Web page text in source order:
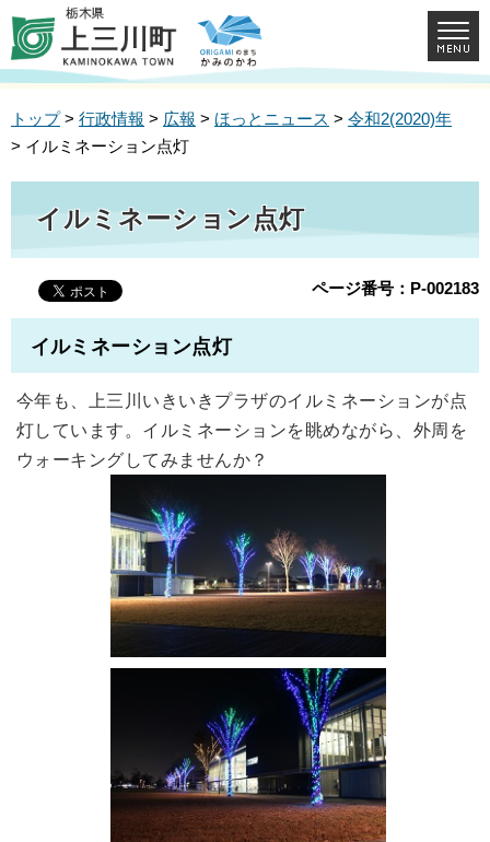
トップ> 行政情報 > 広報 > ほっとニュース > 令和2(2020)年
> イルミネーション点灯
イルミネーション点灯
ページ番号：P-002183
イルミネーション点灯
今年も、上三川いきいきプラザのイルミネーションが点
灯しています。イルミネーションを眺めながら、外周を
ウォーキングしてみませんか？